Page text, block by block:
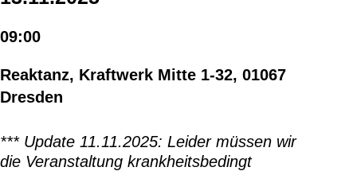
09:00
Reaktanz, Kraftwerk Mitte 1-32, 01067
Dresden
*** Update 11.11.2025: Leider müssen wir
die Veranstaltung krankheitsbedingt